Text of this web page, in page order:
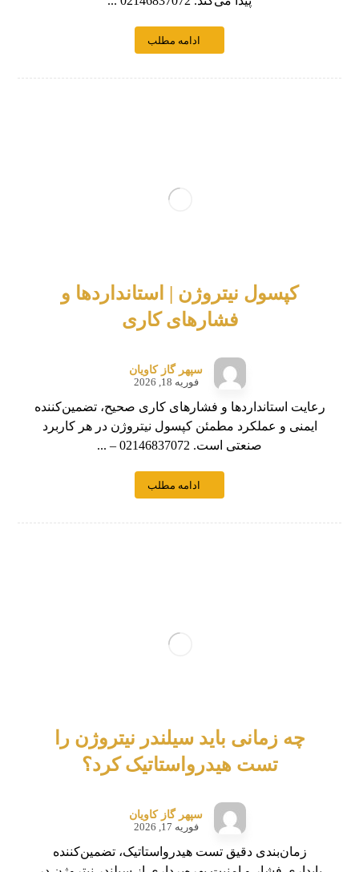
ادامه مطلب
کپسول نیتروژن | استانداردها و
فشارهای کاری
سپهر گاز کاویان
فوریه 18, 2026
رعایت استانداردها و فشارهای کاری صحیح، تضمین‌کننده
ایمنی و عملکرد مطمئن کپسول نیتروژن در هر کاربرد
صنعتی است. 02146837072 – ...
ادامه مطلب
چه زمانی باید سیلندر نیتروژن را
تست هیدرواستاتیک کرد؟
سپهر گاز کاویان
فوریه 17, 2026
زمان‌بندی دقیق تست هیدرواستاتیک، تضمین‌کننده